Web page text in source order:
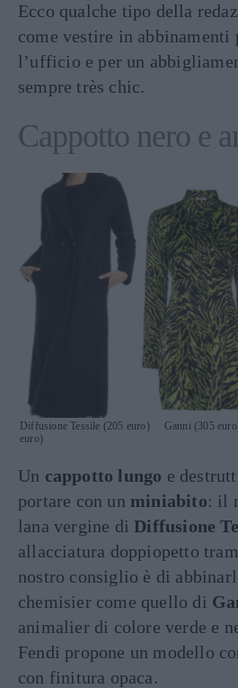
Ecco qualche tipo della
come vestire in abbinamenti
l’ufficio e per un
sempre très chic.
Cappotto nero e
Diffusione Tessile (205 euro) Ganni
euro)
Un cappotto lungo e
portare con un miniabito: il
lana vergine diDiffusione
allacciatura doppiopetto
nostro consiglio è di
chemisier come quello di
animalier di colore verde e
Fendi propone un modello
con finitura opaca.